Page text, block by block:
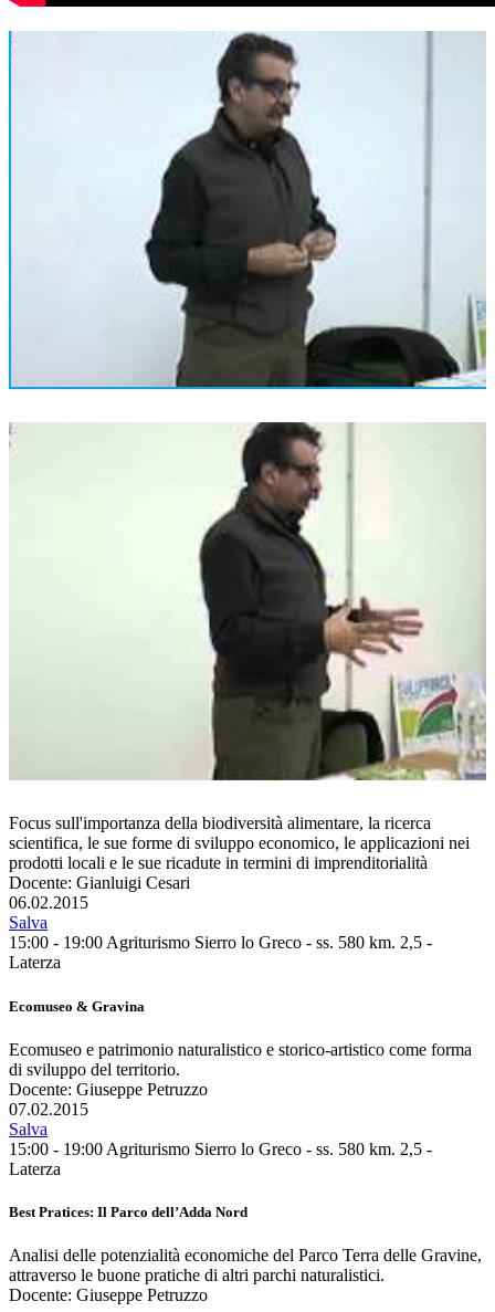
Focus sull'importanza della biodiversità alimentare, la ricerca
scientifica, le sue forme di sviluppo economico, le applicazioni nei
prodotti locali e le sue ricadute in termini di imprenditorialità
Docente: Gianluigi Cesari
06.02.2015
Salva
15:00 - 19:00Agriturismo Sierro lo Greco - ss. 580 km. 2,5 -
Laterza
Ecomuseo & Gravina
Ecomuseo e patrimonio naturalistico e storico-artistico come forma
di sviluppo del territorio.
Docente: Giuseppe Petruzzo
07.02.2015
Salva
15:00 - 19:00 Agriturismo Sierro lo Greco - ss. 580 km. 2,5 -
Laterza
Best Pratices: Il Parco dell’Adda Nord
Analisi delle potenzialità economiche del Parco Terra delle Gravine,
attraverso le buone pratiche di altri parchi naturalistici.
Docente: Giuseppe Petruzzo